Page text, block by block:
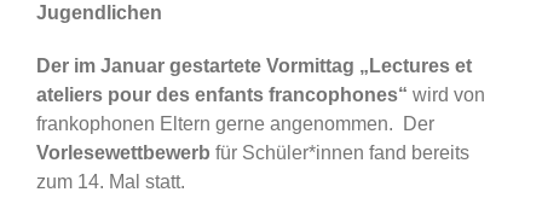
Jugendlichen
Der im Januar gestartete Vormittag „Lectures et
ateliers pour des enfants francophones“ wird von
frankophonen Eltern gerne angenommen. Der
Vorlesewettbewerb für Schüler*innen fand bereits
zum 14. Mal statt.